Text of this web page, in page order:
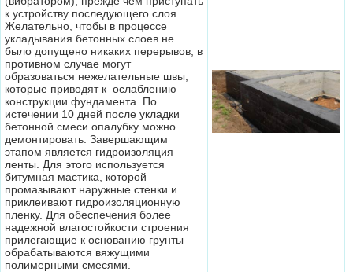
к устройству последующего слоя.
Желательно, чтобы в процессе
укладывания бетонных слоев не
было допущено никаких перерывов, в
противном случае могут
образоваться нежелательные швы,
которые приводят к ослаблению
конструкции фундамента. По
истечении 10 дней после укладки
бетонной смеси опалубку можно
демонтировать. Завершающим
этапом является гидроизоляция
ленты. Для этого используется
битумная мастика, которой
промазывают наружные стенки и
приклеивают гидроизоляционную
пленку. Для обеспечения более
надежной влагостойкости строения
прилегающие к основанию грунты
обрабатываются вяжущими
полимерными смесями.